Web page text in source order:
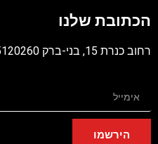
PDF
הכתובת שלנו
רחוב כנרת 15, בני-ברק 5120260 ישראל
הירשמו